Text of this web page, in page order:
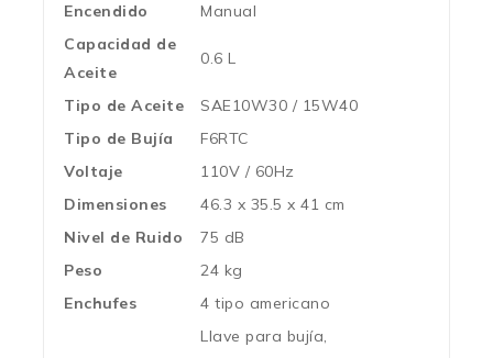
Encendido
Manual
Capacidad de
Aceite
0.6 L
Tipo de Aceite
SAE10W30 / 15W40
Tipo de Bujía
F6RTC
Voltaje
110V / 60Hz
Dimensiones
46.3 x 35.5 x 41 cm
Nivel de Ruido
75 dB
Peso
24 kg
Enchufes
4 tipo americano
Llave para bujía,